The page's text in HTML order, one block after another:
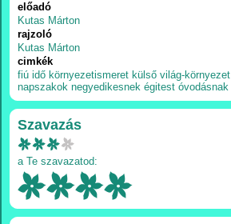
előadó
Kutas Márton
rajzoló
Kutas Márton
cimkék
fiú idő környezetismeret külső világ-környezet
napszakok negyedikesnek égitest óvodásnak
Szavazás
a Te szavazatod: